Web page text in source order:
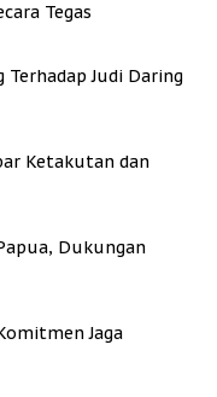
Tegas
Judi Daring
Ketakutan dan
Dukungan
Jaga